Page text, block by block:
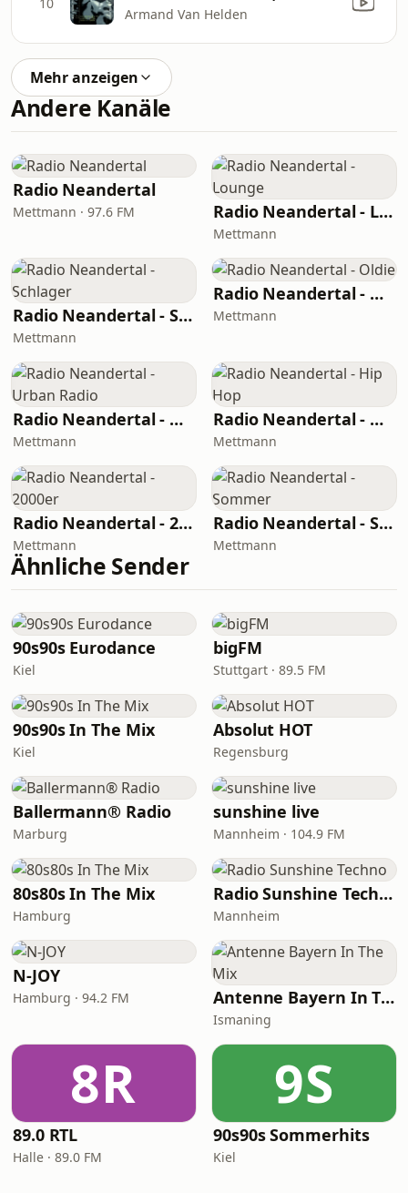
Armand Van Helden
Mehr anzeigen
Andere Kanäle
Radio Neandertal
Mettmann · 97.6 FM Radio Neandertal - Lounge
Mettmann
Radio Neandertal - Schlager
Mettmann
Radio Neandertal - Oldie
Mettmann
Radio Neandertal - Urban Radio
Mettmann
Radio Neandertal - Hip Hop
Mettmann
Radio Neandertal - 2000er
Mettmann
Radio Neandertal - Sommer
Mettmann
Ähnliche Sender
90s90s Eurodance
Kiel
bigFM
Stuttgart · 89.5 FM
90s90s In The Mix
Kiel
Absolut HOT
Regensburg
Ballermann® Radio
Marburg
sunshine live
Mannheim · 104.9 FM
80s80s In The Mix
Hamburg
Radio Sunshine Techno
Mannheim
N-JOY
Hamburg · 94.2 FM Antenne Bayern In The Mix
Ismaning
8R
89.0 RTL
Halle · 89.0 FM
9S
90s90s Sommerhits
Kiel